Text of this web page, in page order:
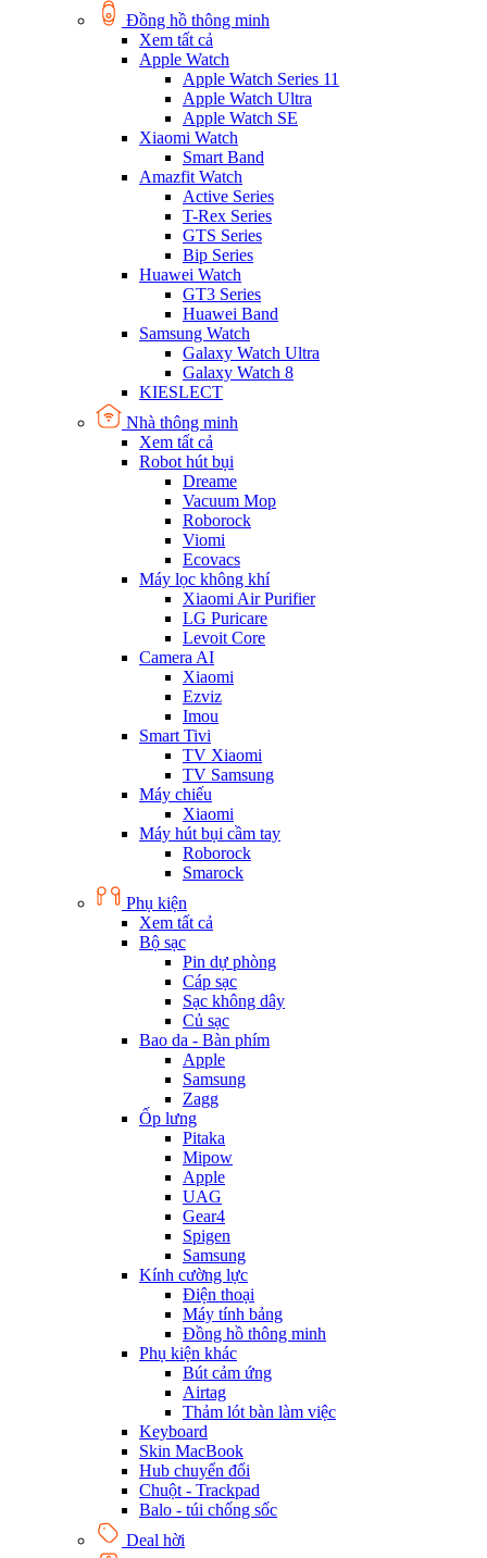
Đồng hồ thông minh
Xem tất cả
Apple Watch
Apple Watch Series 11
Apple Watch Ultra
Apple Watch SE
Xiaomi Watch
Smart Band
Amazfit Watch
Active Series
T-Rex Series
GTS Series
Bip Series
Huawei Watch
GT3 Series
Huawei Band
Samsung Watch
Galaxy Watch Ultra
Galaxy Watch 8
KIESLECT
Nhà thông minh
Xem tất cả
Robot hút bụi
Dreame
Vacuum Mop
Roborock
Viomi
Ecovacs
Máy lọc không khí
Xiaomi Air Purifier
LG Puricare
Levoit Core
Camera AI
Xiaomi
Ezviz
Imou
Smart Tivi
TV Xiaomi
TV Samsung
Máy chiếu
Xiaomi
Máy hút bụi cầm tay
Roborock
Smarock
Phụ kiện
Xem tất cả
Bộ sạc
Pin dự phòng
Cáp sạc
Sạc không dây
Củ sạc
Bao da - Bàn phím
Apple
Samsung
Zagg
Ốp lưng
Pitaka
Mipow
Apple
UAG
Gear4
Spigen
Samsung
Kính cường lực
Điện thoại
Máy tính bảng
Đồng hồ thông minh
Phụ kiện khác
Bút cảm ứng
Airtag
Thảm lót bàn làm việc
Keyboard
Skin MacBook
Hub chuyển đổi
Chuột - Trackpad
Balo - túi chống sốc
Deal hời